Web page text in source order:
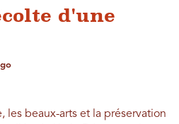
d'une
les beaux-arts et la préservation